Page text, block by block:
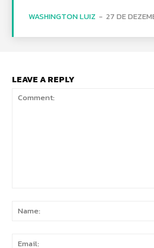
WASHINGTON LUIZ - 27 DE
LEAVE A REPLY